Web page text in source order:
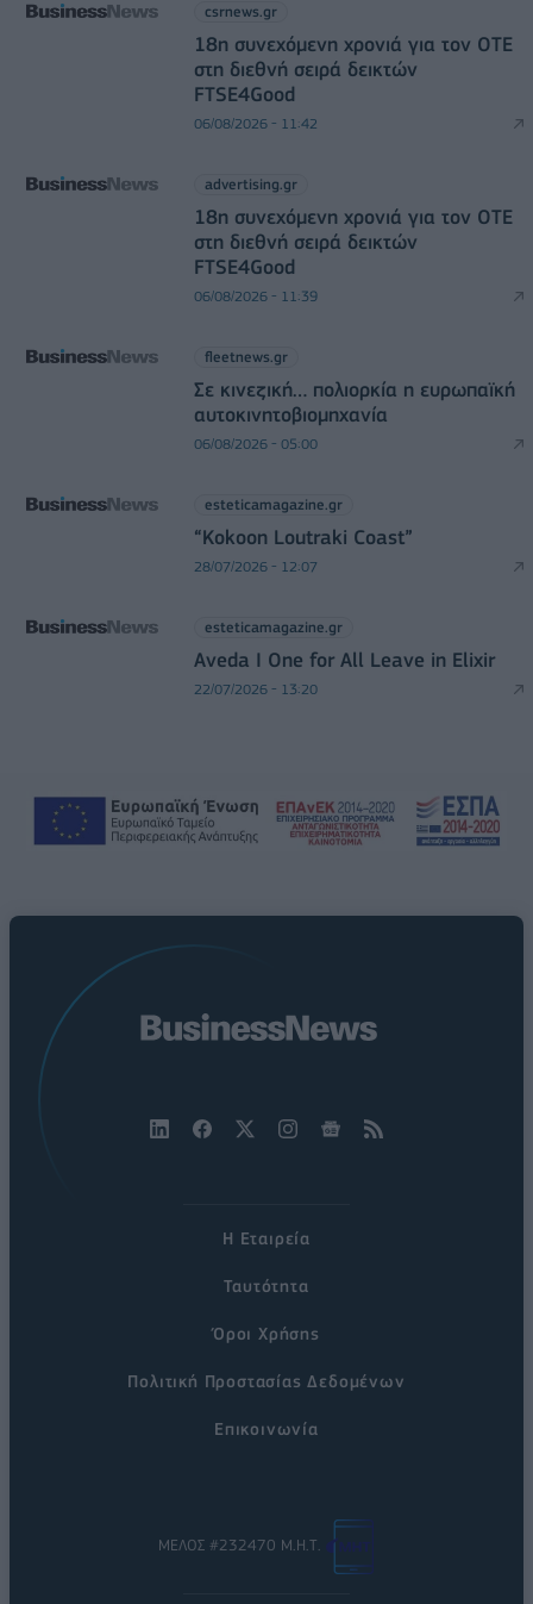
csrnews.gr
18η συνεχόμενη χρονιά για τον ΟΤΕ
στη διεθνή σειρά δεικτών
FTSE4Good
06/08/2026 - 11:42
advertising.gr
18η συνεχόμενη χρονιά για τον ΟΤΕ
στη διεθνή σειρά δεικτών
FTSE4Good
06/08/2026 - 11:39
fleetnews.gr
Σε κινεζική… πολιορκία η ευρωπαϊκή
αυτοκινητοβιομηχανία
06/08/2026 - 05:00
esteticamagazine.gr
“Kokoon Loutraki Coast”
28/07/2026 - 12:07
esteticamagazine.gr
Aveda I One for All Leave in Elixir
22/07/2026 - 13:20
Η Εταιρεία
Ταυτότητα
Όροι Χρήσης
Πολιτική Προστασίας Δεδομένων
Επικοινωνία
ΜΕΛΟΣ #232470 Μ.Η.Τ.